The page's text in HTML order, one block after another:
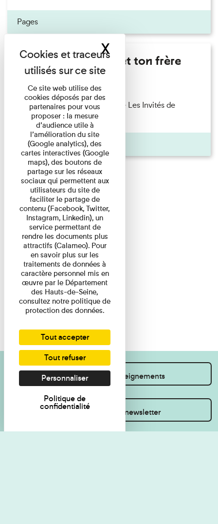
Pages
Marie Cosnay - Toi et ton frère
Lecture
Marie Cosnay — Toi et ton frère Les Invités de
l'Imprimerie n°10 À ...
Pages
Je souhaite des renseignements
Inscrivez-vous à la newsletter
Ce site web utilise des
cookies déposés par des
partenaires pour vous
proposer : la mesure
d’audience utile à
l’amélioration du site
(Google analytics), des
cartes interactives (Google
maps), des boutons de
partage sur les réseaux
sociaux qui permettent aux
utilisateurs du site de
faciliter le partage de
contenu (Facebook, Twitter,
Instagram, Linkedin), un
service permettant de
rendre les documents plus
attractifs (Calameo). Pour
en savoir plus sur les
traitements de données à
caractère personnel mis en
œuvre par le Département
des Hauts-de-Seine,
consultez notre politique de
protection des données.
Tout accepter
Tout refuser
Personnaliser
Politique de
confidentialité
XMasquer le